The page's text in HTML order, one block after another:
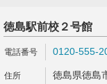
徳島駅前校２号館
0120-555-
徳島県徳島